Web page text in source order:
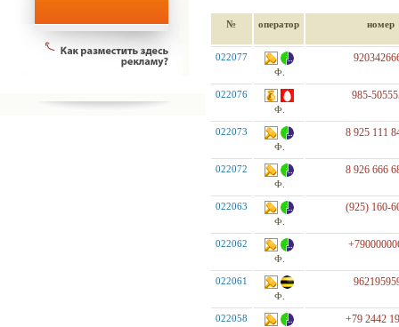
№ оператор номер
022077
Ф.
022076
Ф.
985-
022073
Ф.
8 925 111
022072
Ф.
8 926 666
022063
Ф.
(925) 160-
022062
Ф.
022061
Ф.
022058
+79 2442